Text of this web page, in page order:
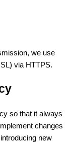
we use
via HTTPS.
so that it always
changes
new